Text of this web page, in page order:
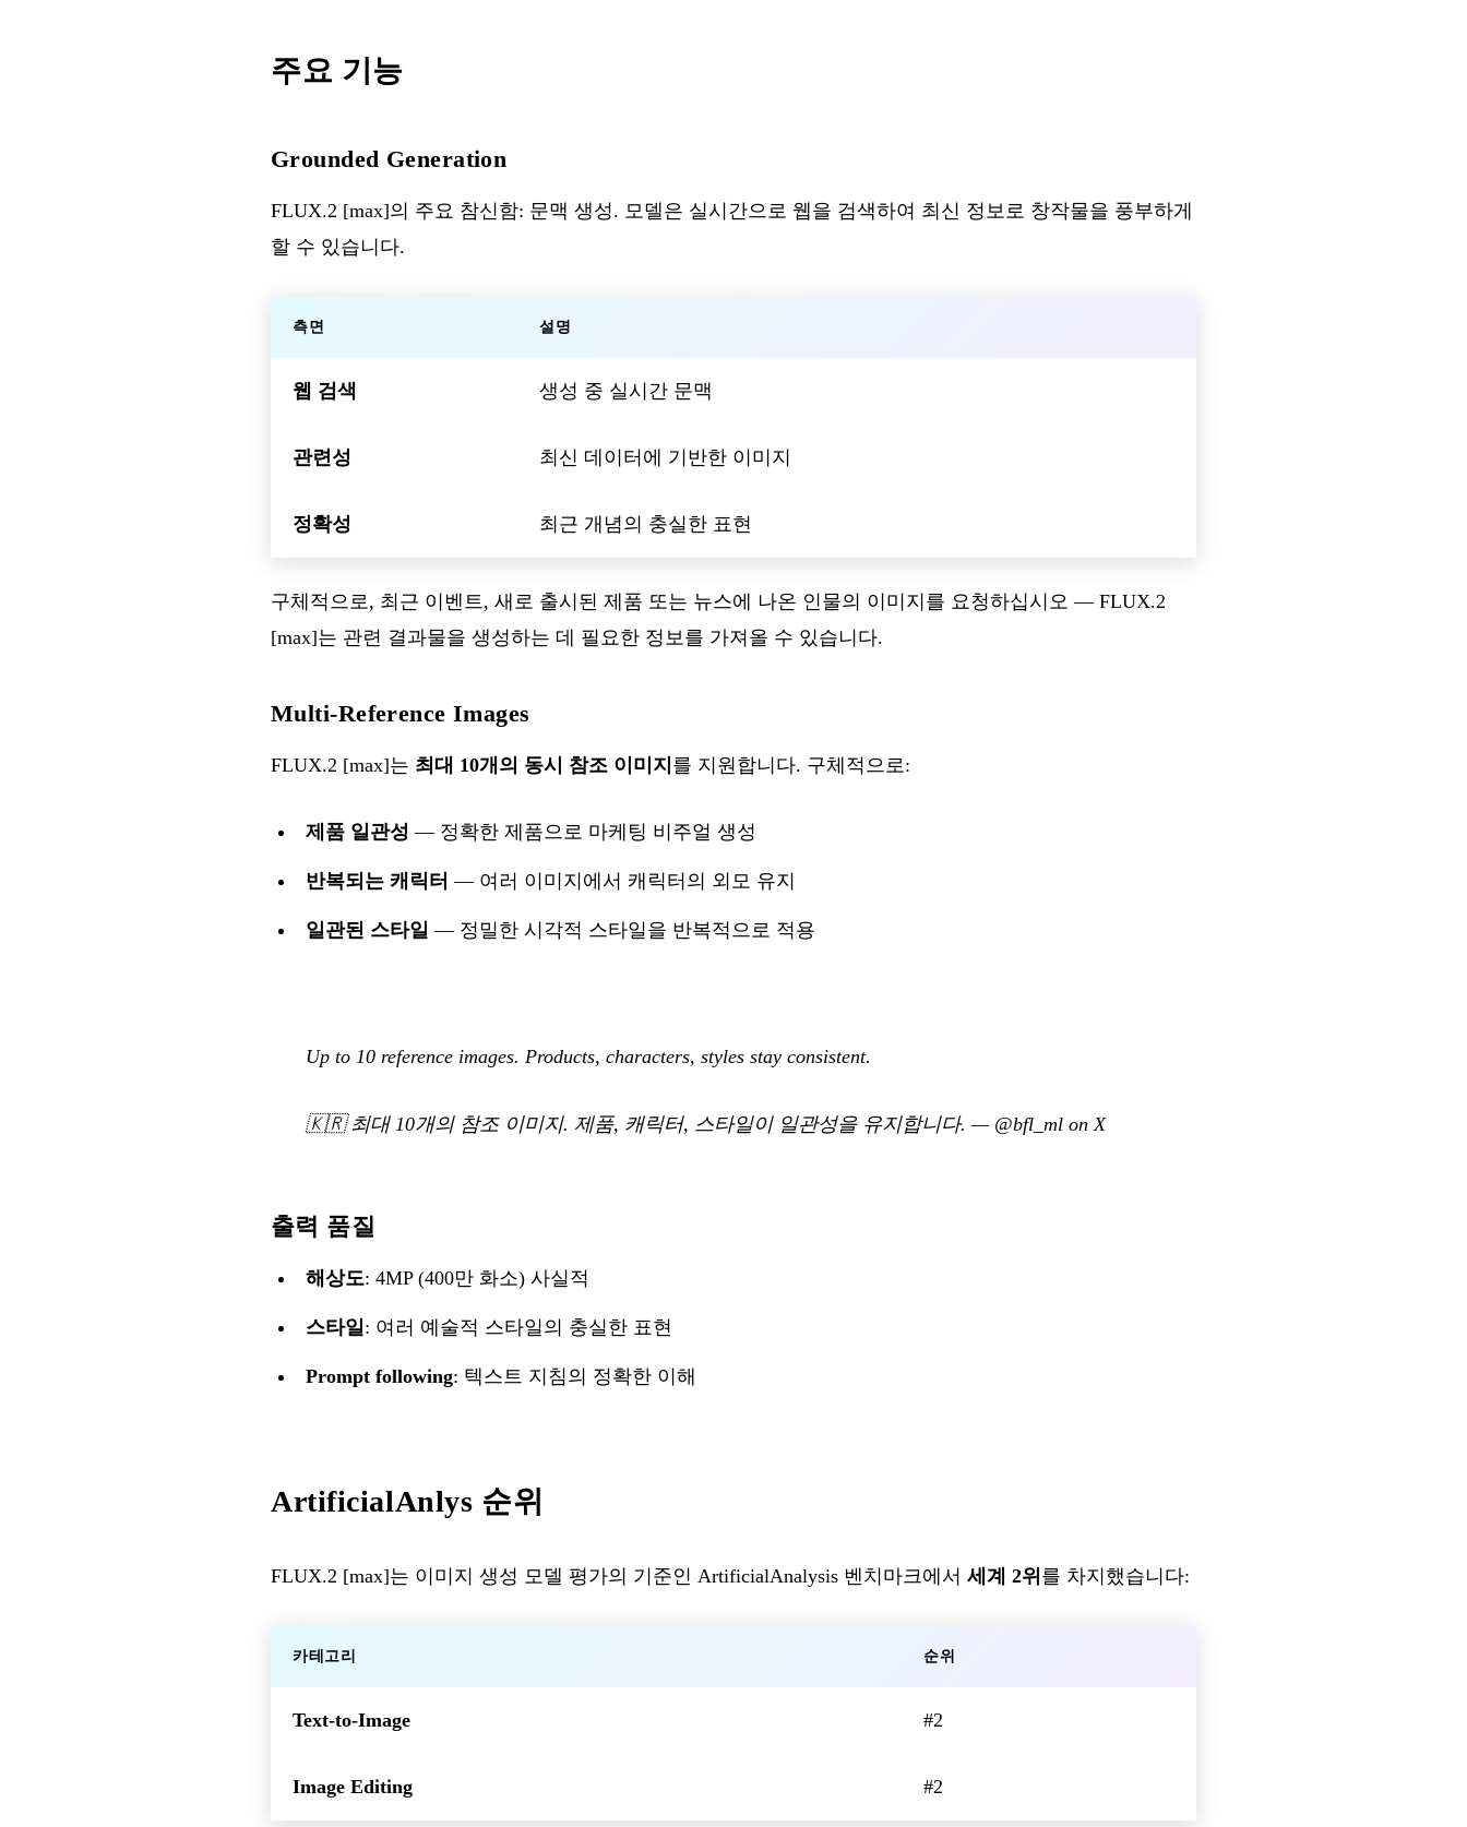
주요 기능
Grounded Generation
FLUX.2 [max]의 주요 참신함: 문맥 생성. 모델은 실시간으로 웹을 검색하여 최신 정보로 창작물을 풍부하게
할 수 있습니다.
측면 설명
웹 검색 생성 중 실시간 문맥
관련성 최신 데이터에 기반한 이미지
정확성 최근 개념의 충실한 표현
구체적으로, 최근 이벤트, 새로 출시된 제품 또는 뉴스에 나온 인물의 이미지를 요청하십시오 — FLUX.2
[max]는 관련 결과물을 생성하는 데 필요한 정보를 가져올 수 있습니다.
Multi-Reference Images
FLUX.2 [max]는 최대 10개의 동시 참조 이미지 를 지원합니다. 구체적으로:
제품 일관성 — 정확한 제품으로 마케팅 비주얼 생성
반복되는 캐릭터 — 여러 이미지에서 캐릭터의 외모 유지
일관된 스타일 — 정밀한 시각적 스타일을 반복적으로 적용
Up to 10 reference images. Products, characters, styles stay consistent.
🇰🇷최대 10개의 참조 이미지. 제품, 캐릭터, 스타일이 일관성을 유지합니다. — @bfl_ml on X
출력 품질
해상도: 4MP (400만 화소) 사실적
스타일: 여러 예술적 스타일의 충실한 표현
Prompt following: 텍스트 지침의 정확한 이해
ArtificialAnlys 순위
FLUX.2 [max]는 이미지 생성 모델 평가의 기준인 ArtificialAnalysis 벤치마크에서 세계 2위 를 차지했습니다:
카테고리 순위
Text-to-Image #2
Image Editing #2